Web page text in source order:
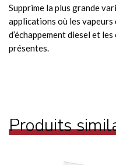
Supprime la plus grande
applications où les vapeurs
d’échappement diesel et
présentes.
Produits